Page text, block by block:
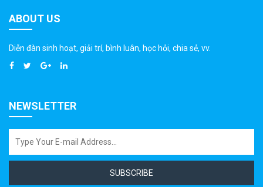
ABOUT US
Diễn đàn sinh hoạt, giải trí, bình luân, học hỏi, chia sẻ, vv.
NEWSLETTER
SUBSCRIBE